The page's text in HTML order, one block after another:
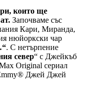
които ще
Започваме със
Кари, Миранда,
нюйоркски чар
. С нетърпение
север“ с Джейкъб
Original сериал
Джей Джей